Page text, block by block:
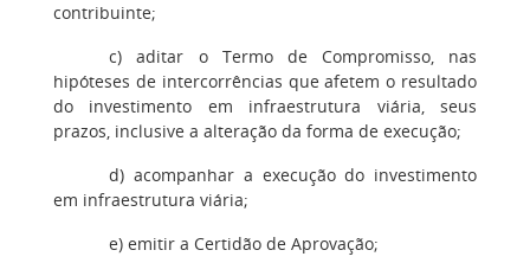
contribuinte;
c) aditar o Termo de Compromisso, nas
hipóteses de intercorrências que afetem o resultado
do investimento em infraestrutura viária, seus
prazos, inclusive a alteração da forma de execução;
d) acompanhar a execução do investimento
em infraestrutura viária;
e) emitir a Certidão de Aprovação;